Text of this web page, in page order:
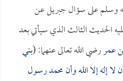
وسلم على سؤال جبريل عن
الحديث الثالث الذي سيأتي بعد
عمررضي الله تعالى عنهما: (بني
إله إلا الله وأن محمد رسول